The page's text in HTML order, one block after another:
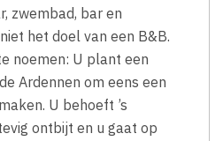
zwembad, bar en
het doel van een B&B.
noemen: U plant een
Ardennen om eens een
U behoeft ’s
ontbijt en u gaat op